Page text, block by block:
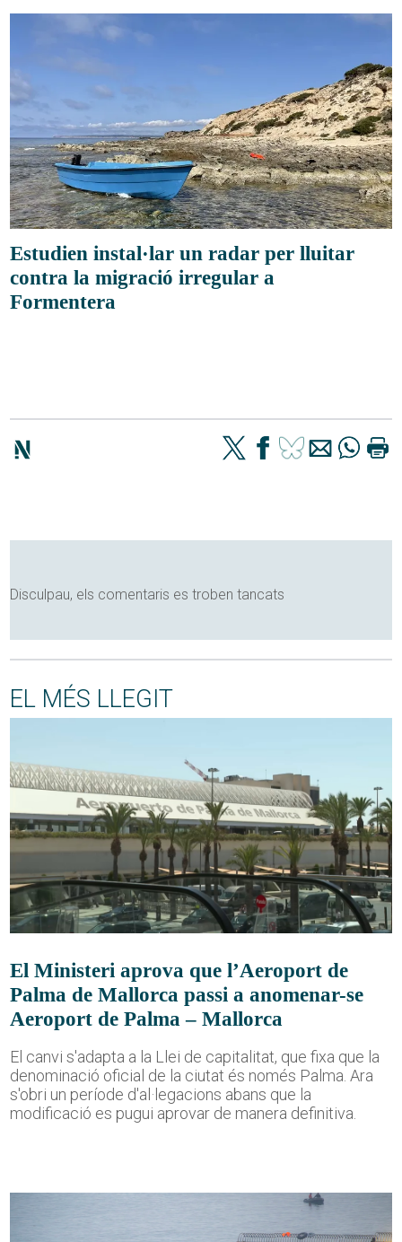
Estudien instal·lar un radar per lluitar
contra la migració irregular a
Formentera
Disculpau, els comentaris es troben tancats
EL MÉS LLEGIT
El Ministeri aprova que l’Aeroport de
Palma de Mallorca passi a anomenar-se
Aeroport de Palma – Mallorca
El canvi s'adapta a la Llei de capitalitat, que fixa que la
denominació oficial de la ciutat és només Palma. Ara
s'obri un període d'al·legacions abans que la
modificació es pugui aprovar de manera definitiva.